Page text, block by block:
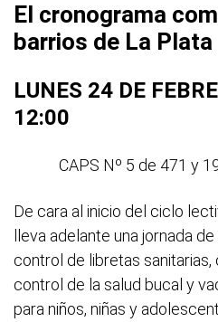
El cronograma
barrios de La Plata
LUNES 24 DE
12:00
CAPS Nº 5 de 471 y
De cara al inicio del ciclo
lleva adelante una jornada
control de libretas
control de la salud bucal y
para niños, niñas y